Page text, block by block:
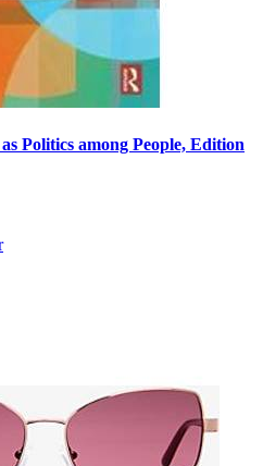
Politics among People, Edition